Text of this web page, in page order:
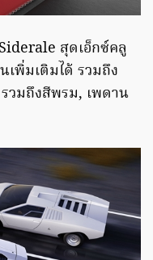
สุดเอ็กซ์คลู
พิ่มเติมได้ รวมถึง
วมถึงสีพรม, เพดาน